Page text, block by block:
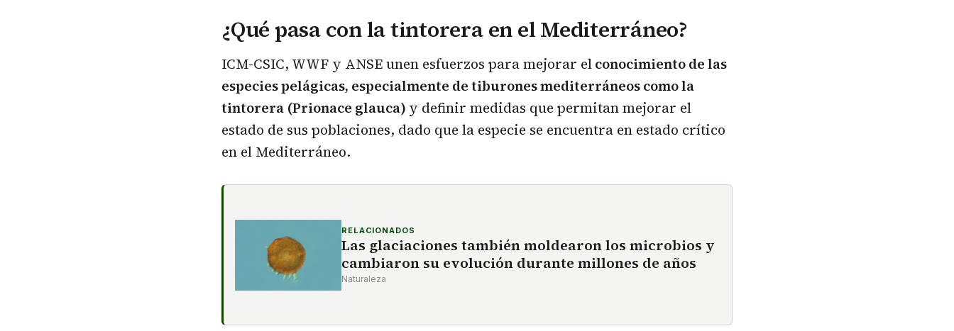
¿Qué pasa con la tintorera en el Mediterráneo?
ICM-CSIC, WWF y ANSE unen esfuerzos para mejorar elconocimiento de las
especies pelágicas, especialmente de tiburones mediterráneos como la
tintorera (Prionace glauca) y definir medidas que permitan mejorar el
estado de sus poblaciones, dado que la especie se encuentra en estado crítico
en el Mediterráneo.
RELACIONADOS
Las glaciaciones también moldearon los microbios y
cambiaron su evolución durante millones de años
Naturaleza